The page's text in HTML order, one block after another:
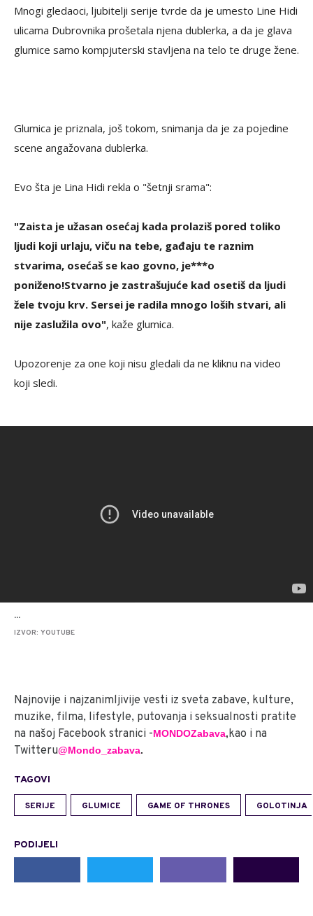
Mnogi gledaoci, ljubitelji serije tvrde da je umesto Line Hidi
ulicama Dubrovnika prošetala njena dublerka, a da je glava
glumice samo kompjuterski stavljena na telo te druge žene.
Glumica je priznala, još tokom, snimanja da je za pojedine
scene angažovana dublerka.
Evo šta je Lina Hidi rekla o "šetnji srama":
"Zaista je užasan osećaj kada prolaziš pored toliko
ljudi koji urlaju, viču na tebe, gađaju te raznim
stvarima, osećaš se kao govno, je***o
poniženo!Stvarno je zastrašujuće kad osetiš da ljudi
žele tvoju krv. Sersei je radila mnogo loših stvari, ali
nije zaslužila ovo", kaže glumica.
Upozorenje za one koji nisu gledali da ne kliknu na video
koji sledi.
...
IZVOR: YOUTUBE
Najnovije i najzanimljivije vesti iz sveta zabave, kulture,
muzike, filma, lifestyle, putovanja i seksualnosti pratite
na našoj Facebook stranici -MONDOZabava,kao i na
Twitteru@Mondo_zabava.
TAGOVI
SERIJE GLUMICE GAME OF THRONES GOLOTINJA
PODIJELI